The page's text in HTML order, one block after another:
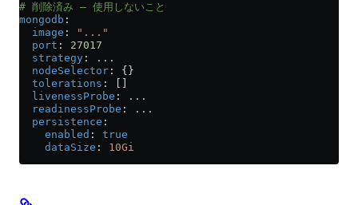
# 削除済み — 使用しないこと
mongodb :
  image
:
"..."
  port
: 27017
  strategy
:
...
  nodeSelector
: {}
  tolerations
: []
  livenessProbe
:
...
  readinessProbe
:
...
  persistence
:
    enabled
: true
    dataSize
: 10Gi